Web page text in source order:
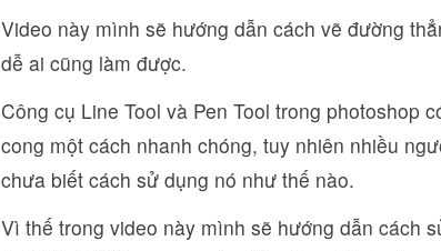
Video này mình sẽ hướng dẫn cách vẽ đường
dễ ai cũng làm được.
Công cụ Line Tool và Pen Tool trong photoshop
cong một cách nhanh chóng, tuy nhiên nhiều
chưa biết cách sử dụng nó như thế nào.
Vì thế trong video này mình sẽ hướng dẫn cách